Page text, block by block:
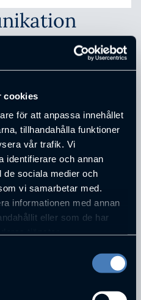
cookies
för att anpassa innehållet
tillhandahålla funktioner
vår trafik. Vi
identifierare och annan
de sociala medier och
vi samarbetar med.
informationen med annan
eller som de har
Därför är vi bara tre
du träffar och lär känna.
det varken känns
multum. Vi förenklar
Svårare är det inte. För
byrå, fast mycket